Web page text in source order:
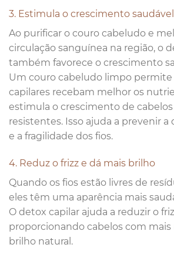
3. Estimula o crescimento
Ao purificar o couro cabeludo e
circulação sanguínea na região, o
também favorece o crescimento
Um couro cabeludo limpo permite
capilares recebam melhor os
estimula o crescimento de
resistentes. Isso ajuda a prevenir a
e a fragilidade dos fios.
4. Reduz o frizz e dá mais brilho
Quando os fios estão livres de
eles têm uma aparência mais
O detox capilar ajuda a reduzir o
proporcionando cabelos com
brilho natural.